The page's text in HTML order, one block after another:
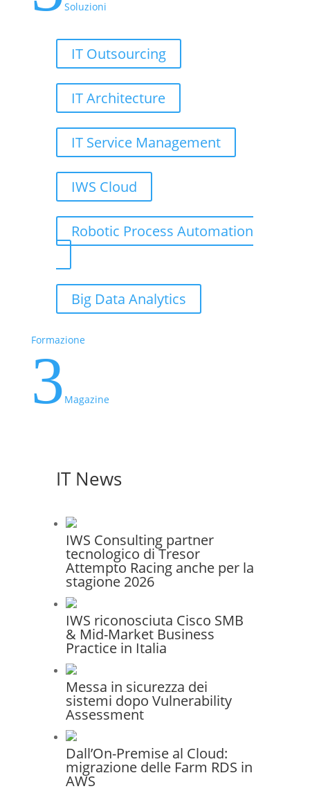
Soluzioni
IT Outsourcing
IT Architecture
IT Service Management
IWS Cloud
Robotic Process Automation
Big Data Analytics
Formazione
3 Magazine
IT News
IWS Consulting partner
tecnologico di Tresor
Attempto Racing anche per la
stagione 2026
IWS riconosciuta Cisco SMB
& Mid-Market Business
Practice in Italia
Messa in sicurezza dei
sistemi dopo Vulnerability
Assessment
Dall’On-Premise al Cloud:
migrazione delle Farm RDS in
AWS